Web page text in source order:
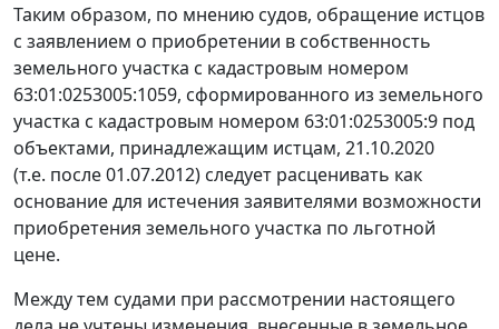
Таким образом, по мнению судов, обращение истцов
с заявлением о приобретении в собственность
земельного участка с кадастровым номером
63:01:0253005:1059, сформированного из земельного
участка с кадастровым номером 63:01:0253005:9 под
объектами, принадлежащим истцам, 21.10.2020
(т.е. после 01.07.2012) следует расценивать как
основание для истечения заявителями возможности
приобретения земельного участка по льготной
цене.
Между тем судами при рассмотрении настоящего